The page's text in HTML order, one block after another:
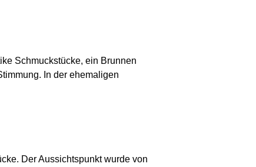
Schmuckstücke, ein Brunnen
In der ehemaligen
Der Aussichtspunkt wurde von